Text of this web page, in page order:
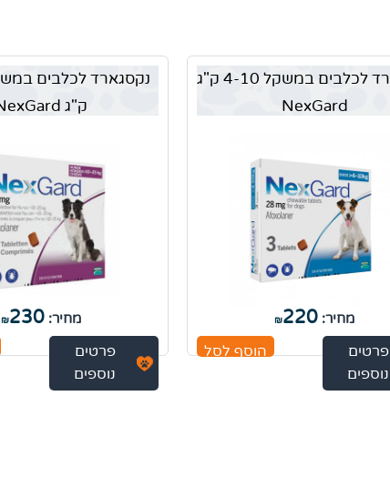
נקסגארד לכלבים במשקל 4-10 ק"ג
NexGard
מחיר: ₪220
פרטים
נוספים
הוסף לסל
ק"ג NexGard
מחיר: ₪230
פרטים
נוספים